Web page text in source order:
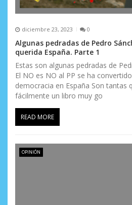
diciembre 23, 2023 0
Algunas pedradas de Pedro
querida España. Parte 1
Estas son algunas pedradas de
El NO es NO al PP se ha
democracia en España Son tantas
fácilmente un libro muy go
READ MORE
OPINIÓN